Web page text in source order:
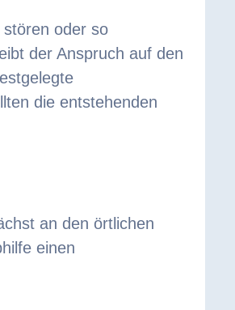
oder so
der Anspruch auf den
die entstehenden
an den örtlichen
einen